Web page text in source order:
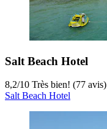
Salt Beach Hotel
8,2/10 Très bien! (77 avis)
Salt Beach Hotel